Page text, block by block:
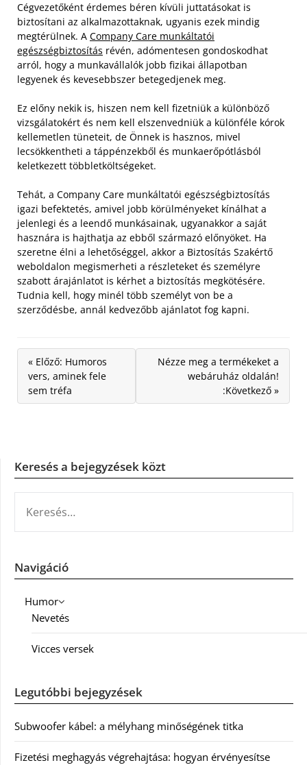
Cégvezetőként érdemes béren kívüli juttatásokat is
biztosítani az alkalmazottaknak, ugyanis ezek mindig
megtérülnek. A Company Care munkáltatói
egészségbiztosítás révén, adómentesen gondoskodhat
arról, hogy a munkavállalók jobb fizikai állapotban
legyenek és kevesebbszer betegedjenek meg.
Ez előny nekik is, hiszen nem kell fizetniük a különböző
vizsgálatokért és nem kell elszenvedniük a különféle kórok
kellemetlen tüneteit, de Önnek is hasznos, mivel
lecsökkentheti a táppénzekből és munkaerőpótlásból
keletkezett többletköltségeket.
Tehát, a Company Care munkáltatói egészségbiztosítás
igazi befektetés, amivel jobb körülményeket kínálhat a
jelenlegi és a leendő munkásainak, ugyanakkor a saját
hasznára is hajthatja az ebből származó előnyöket. Ha
szeretne élni a lehetőséggel, akkor a Biztosítás Szakértő
weboldalon megismerheti a részleteket és személyre
szabott árajánlatot is kérhet a biztosítás megkötésére.
Tudnia kell, hogy minél több személyt von be a
szerződésbe, annál kedvezőbb ajánlatot fog kapni.
« Előző: Humoros
vers, aminek fele
sem tréfa
Nézze meg a termékeket a
webáruház oldalán!
:Következő »
Keresés a bejegyzések közt
Navigáció
Humor
Nevetés
Vicces versek
Legutóbbi bejegyzések
Subwoofer kábel: a mélyhang minőségének titka
Fizetési meghagyás végrehajtása: hogyan érvényesítse